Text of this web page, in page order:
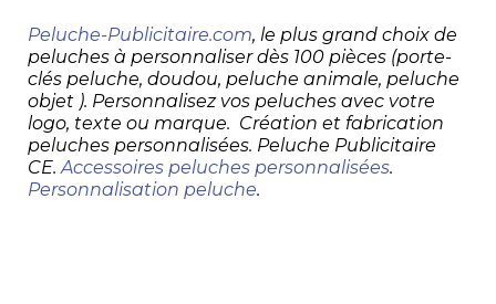
Peluche-Publicitaire.com, le plus grand choix de
peluches à personnaliser dès 100 pièces (porte-
clés peluche, doudou, peluche animale, peluche
objet ). Personnalisez vos peluches avec votre
logo, texte ou marque. Création et fabrication
peluches personnalisées. Peluche Publicitaire
CE. Accessoires peluches personnalisées.
Personnalisation peluche.